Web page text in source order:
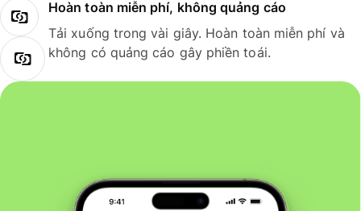
Hoàn toàn miễn phí, không quảng cáo
Tải xuống trong vài giây. Hoàn toàn miễn phí và
không có quảng cáo gây phiền toái.